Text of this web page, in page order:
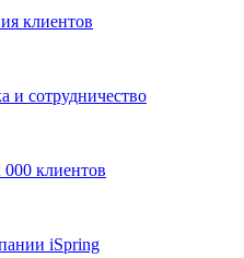
клиентов
и сотрудничество
клиентов
iSpring